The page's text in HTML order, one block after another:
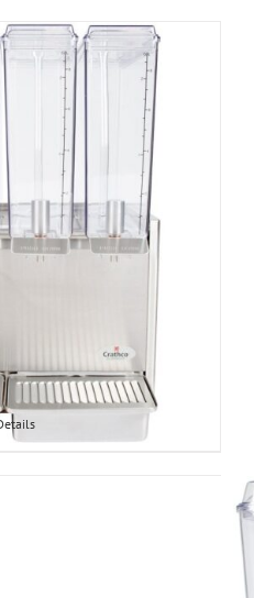
mahlajahuti